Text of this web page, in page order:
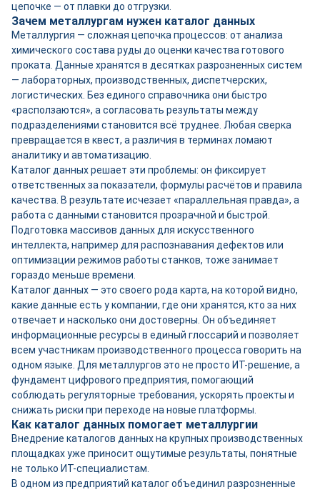
цепочке — от плавки до отгрузки.
Зачем металлургам нужен каталог данных
Металлургия — сложная цепочка процессов: от анализа
химического состава руды до оценки качества готового
проката. Данные хранятся в десятках разрозненных систем
— лабораторных, производственных, диспетчерских,
логистических. Без единого справочника они быстро
«расползаются», а согласовать результаты между
подразделениями становится всё труднее. Любая сверка
превращается в квест, а различия в терминах ломают
аналитику и автоматизацию.
Каталог данных решает эти проблемы: он фиксирует
ответственных за показатели, формулы расчётов и правила
качества. В результате исчезает «параллельная правда», а
работа с данными становится прозрачной и быстрой.
Подготовка массивов данных для искусственного
интеллекта, например для распознавания дефектов или
оптимизации режимов работы станков, тоже занимает
гораздо меньше времени.
Каталог данных — это своего рода карта, на которой видно,
какие данные есть у компании, где они хранятся, кто за них
отвечает и насколько они достоверны. Он объединяет
информационные ресурсы в единый глоссарий и позволяет
всем участникам производственного процесса говорить на
одном языке. Для металлургов это не просто ИТ-решение, а
фундамент цифрового предприятия, помогающий
соблюдать регуляторные требования, ускорять проекты и
снижать риски при переходе на новые платформы.
Как каталог данных помогает металлургии
Внедрение каталогов данных на крупных производственных
площадках уже приносит ощутимые результаты, понятные
не только ИТ-специалистам.
В одном из предприятий каталог объединил разрозненные